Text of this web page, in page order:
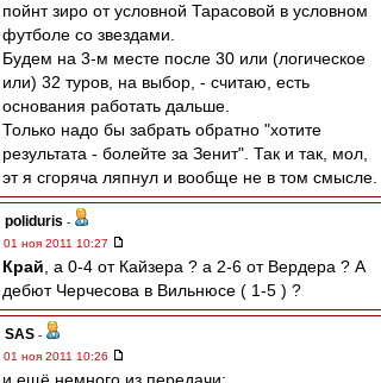
пойнт зиро от условной Тарасовой в условном
футболе со звездами.
Будем на 3-м месте после 30 или (логическое
или) 32 туров, на выбор, - считаю, есть
основания работать дальше.
Только надо бы забрать обратно "хотите
результата - болейте за Зенит". Так и так, мол,
эт я сгоряча ляпнул и вообще не в том смысле.
poliduris -
01 ноя 2011 10:27
Край , а 0-4 от Кайзера ? а 2-6 от Вердера ? А
дебют Черчесова в Вильнюсе ( 1-5 ) ?
SAS -
01 ноя 2011 10:26